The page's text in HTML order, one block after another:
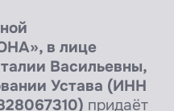
в лице
Васильевны,
Устава (ИНН
придаёт